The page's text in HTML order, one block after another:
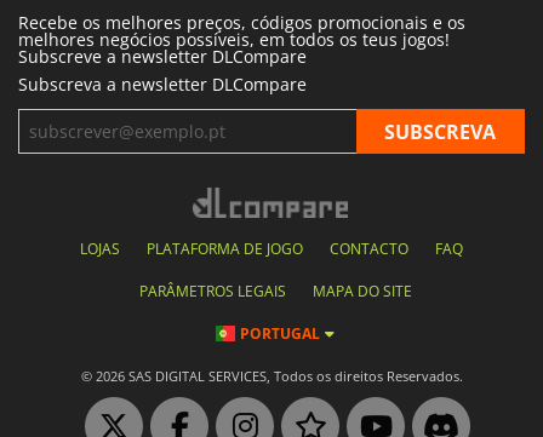
Recebe os melhores preços, códigos promocionais e os
melhores negócios possíveis, em todos os teus jogos!
Subscreve a newsletter DLCompare
Subscreva a newsletter DLCompare
LOJAS PLATAFORMA DE JOGO CONTACTO FAQ
PARÂMETROS LEGAIS MAPA DO SITE
PORTUGAL
© 2026 SAS DIGITAL SERVICES, Todos os direitos Reservados.